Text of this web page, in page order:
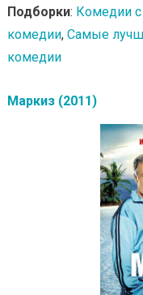
Подборки: Комедии
комедии, Самые
комедии
Маркиз (2011)